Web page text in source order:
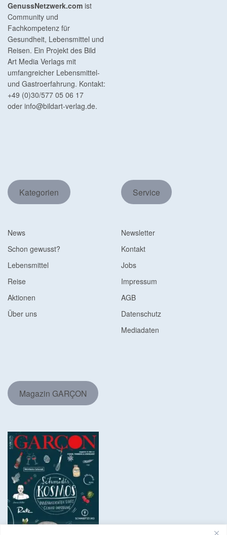
GenussNetzwerk.com ist
Community und
Fachkompetenz für
Gesundheit, Lebensmittel und
Reisen. Ein Projekt des Bild
Art Media Verlags mit
umfangreicher Lebensmittel-
und Gastroerfahrung. Kontakt:
+49 (0)30/577 05 06 17
oder info@bildart-verlag.de.
Kategorien
News
Schon gewusst?
Lebensmittel
Reise
Aktionen
Über uns
Service
Newsletter
Kontakt
Jobs
Impressum
AGB
Datenschutz
Mediadaten
Magazin GARÇON